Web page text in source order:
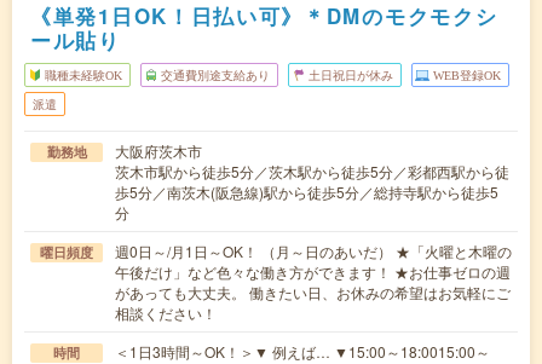
《単発1日OK！日払い可》＊DMのモクモクシ
ール貼り
職種未経験OK 交通費別途支給あり 土日祝日が休み WEB登録OK
派遣
勤務地
大阪府茨木市
茨木市駅から徒歩5分／茨木駅から徒歩5分／彩都西駅から徒
歩5分／南茨木(阪急線)駅から徒歩5分／総持寺駅から徒歩5
分
曜日頻度
週0日～/月1日～OK！ （月～日のあいだ） ★「火曜と木曜の
午後だけ」など色々な働き方ができます！ ★お仕事ゼロの週
があっても大丈夫。 働きたい日、お休みの希望はお気軽にご
相談ください！
時間
＜1日3時間～OK！＞▼ 例えば… ▼15:00～18:0015:00～